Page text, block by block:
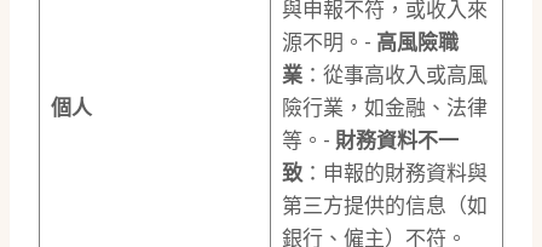
個人
與申報不符，或收入來
源不明。- 高風險職
業：從事高收入或高風
險行業，如金融、法律
等。- 財務資料不一
致：申報的財務資料與
第三方提供的信息（如
銀行、僱主）不符。